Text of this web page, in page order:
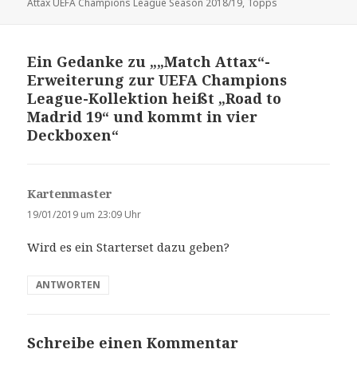
Attax UEFA Champions League Season 2018/19, Topps
Ein Gedanke zu „„Match Attax“-
Erweiterung zur UEFA Champions
League-Kollektion heißt „Road to
Madrid 19“ und kommt in vier
Deckboxen“
Kartenmaster
a
t
19/01/2019 um 23:09 Uhr
Wird es ein Starterset dazu geben?
ANTWORTEN
Schreibe einen Kommentar